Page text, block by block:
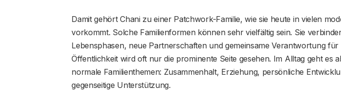
Damit gehört Chani zu einer Patchwork-Familie, wie sie heute in vielen
vorkommt. Solche Familienformen können sehr vielfältig sein. Sie
Lebensphasen, neue Partnerschaften und gemeinsame Verantwortung für
Öffentlichkeit wird oft nur die prominente Seite gesehen. Im Alltag geht es
normale Familienthemen: Zusammenhalt, Erziehung, persönliche
gegenseitige Unterstützung.